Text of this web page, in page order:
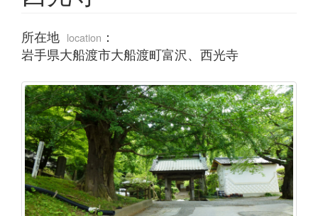
所在地 location ：
岩手県大船渡市大船渡町富沢、西光寺